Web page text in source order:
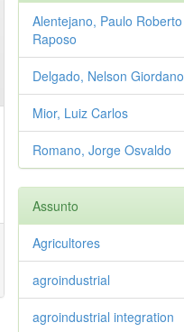
Alentejano, Paulo Roberto
Raposo
Delgado, Nelson Giordano
Mior, Luiz Carlos
Romano, Jorge Osvaldo
Assunto
Agricultores
agroindustrial
agroindustrial integration